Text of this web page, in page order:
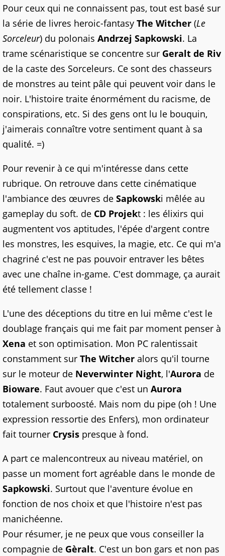
Pour ceux qui ne connaissent pas, tout est basé sur
la série de livres heroic-fantasy The Witcher (Le
Sorceleur) du polonais Andrzej Sapkowski. La
trame scénaristique se concentre sur Geralt de Riv
de la caste des Sorceleurs. Ce sont des chasseurs
de monstres au teint pâle qui peuvent voir dans le
noir. L'histoire traite énormément du racisme, de
conspirations, etc. Si des gens ont lu le bouquin,
j'aimerais connaître votre sentiment quant à sa
qualité. =)
Pour revenir à ce qui m'intéresse dans cette
rubrique. On retrouve dans cette cinématique
l'ambiance des œuvres de Sapkowski mêlée au
gameplay du soft. de CD Projekt : les élixirs qui
augmentent vos aptitudes, l'épée d'argent contre
les monstres, les esquives, la magie, etc. Ce qui m'a
chagriné c'est ne pas pouvoir entraver les bêtes
avec une chaîne in-game. C'est dommage, ça aurait
été tellement classe !
L'une des déceptions du titre en lui même c'est le
doublage français qui me fait par moment penser à
Xena et son optimisation. Mon PC ralentissait
constamment sur The Witcher alors qu'il tourne
sur le moteur de Neverwinter Night, l'Aurora de
Bioware. Faut avouer que c'est un Aurora
totalement surboosté. Mais nom du pipe (oh ! Une
expression ressortie des Enfers), mon ordinateur
fait tourner Crysis presque à fond.
A part ce malencontreux au niveau matériel, on
passe un moment fort agréable dans le monde de
Sapkowski. Surtout que l'aventure évolue en
fonction de nos choix et que l'histoire n'est pas
manichéenne.
Pour résumer, je ne peux que vous conseiller la
compagnie de Gèralt. C'est un bon gars et non pas